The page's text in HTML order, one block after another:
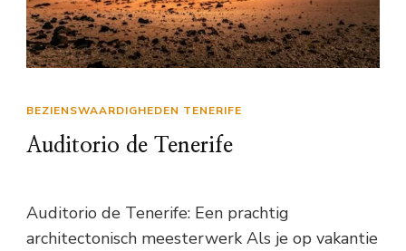
BEZIENSWAARDIGHEDEN TENERIFE
Auditorio de Tenerife
Auditorio de Tenerife: Een prachtig
architectonisch meesterwerk Als je op vakantie